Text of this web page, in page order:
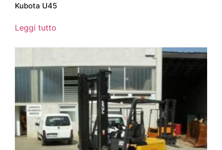
Kubota U45
Leggi tutto